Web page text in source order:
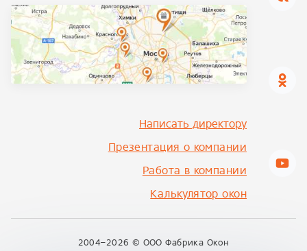
Написать директору
Презентация о компании
Работа в компании
Калькулятор окон
2004–2026 © ООО Фабрика Окон